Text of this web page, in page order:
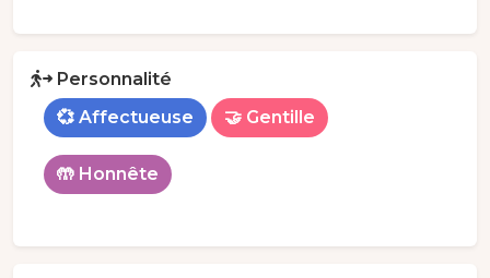
Personnalité
💞 Affectueuse
🤝 Gentille
🤲 Honnête